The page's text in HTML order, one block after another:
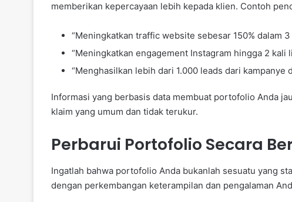
memberikan kepercayaan lebih kepada klien. Contoh
“Meningkatkan traffic website sebesar 150% dalam 3
“Meningkatkan engagement Instagram hingga 2 kali
“Menghasilkan lebih dari 1.000 leads dari kampanye
Informasi yang berbasis data membuat portofolio Anda
klaim yang umum dan tidak terukur.
Perbarui Portofolio Secara
Ingatlah bahwa portofolio Anda bukanlah sesuatu yang
dengan perkembangan keterampilan dan pengalaman